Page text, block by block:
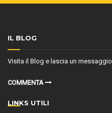
IL BLOG
Visita il Blog e lascia un messaggio
COMMENTA
LINKS UTILI